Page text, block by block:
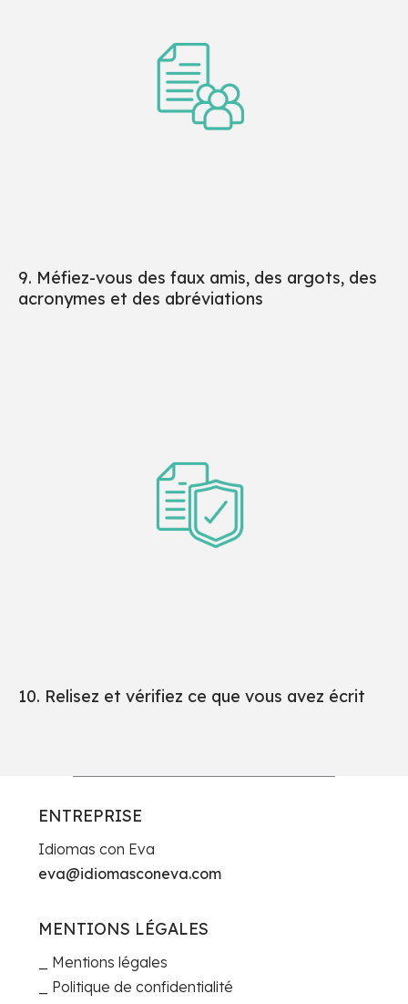
9. Méfiez-vous des faux amis, des argots, des
acronymes et des abréviations
10. Relisez et vérifiez ce que vous avez écrit
ENTREPRISE
Idiomas con Eva
eva@idiomasconeva.com
MENTIONS LÉGALES
Mentions légales
Politique de confidentialité